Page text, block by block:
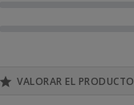
 VALORAR EL PRODUCTO